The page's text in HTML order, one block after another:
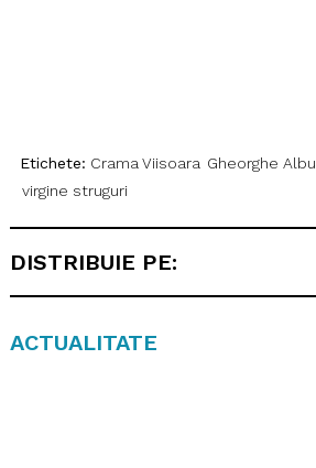
Etichete: Crama Viisoara Gheorghe Albu
virgine struguri
DISTRIBUIE PE:
ACTUALITATE